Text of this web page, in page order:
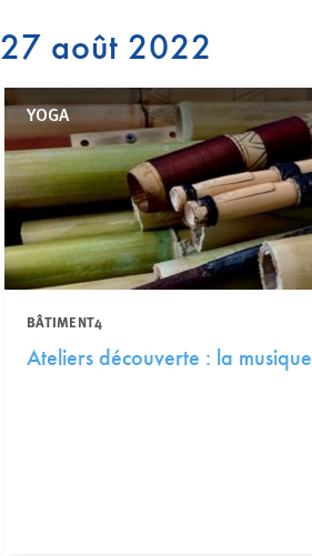
27 août 2022
YOGA
BÂTIMENT4
Ateliers découverte : la musique